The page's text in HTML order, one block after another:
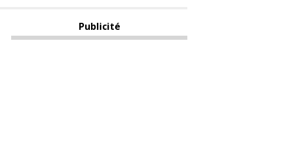
Publicité